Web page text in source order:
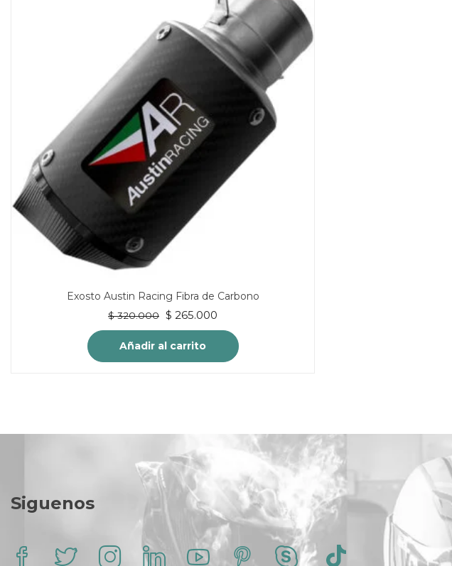
Exosto Austin Racing Fibra de Carbono
$320.000
El
precio
original
era:
$ 265.000
precio
actual
es:
Añadir al carrito
Siguenos